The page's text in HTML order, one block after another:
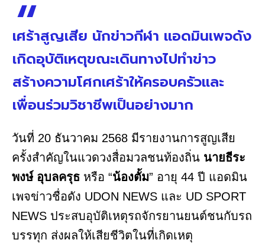
เศร้าสูญเสีย นักข่าวกีฬา แอดมินเพจดัง
เกิดอุบัติเหตุขณะเดินทางไปทำข่าว
สร้างความโศกเศร้าให้ครอบครัวและ
เพื่อนร่วมวิชาชีพเป็นอย่างมาก
วันที่ 20 ธันวาคม 2568 มีรายงานการสูญเสีย
ครั้งสำคัญในแวดวงสื่อมวลชนท้องถิ่น นายธีระ
พงษ์ อุบลครุธ หรือ “น้องตั้ม” อายุ 44 ปี แอดมิน
เพจข่าวชื่อดัง UDON NEWS และ UD SPORT
NEWS ประสบอุบัติเหตุรถจักรยานยนต์ชนกับรถ
บรรทุก ส่งผลให้เสียชีวิตในที่เกิดเหตุ